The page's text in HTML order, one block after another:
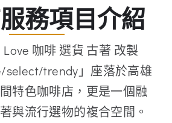
務項目介紹
Love 咖啡 選貨 古著 改製
trendy」座落於高雄
特色咖啡店，更是一個融
與流行選物的複合空間。